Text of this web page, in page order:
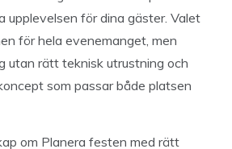
upplevelsen för dina gäster. Valet
för hela evenemanget, men
utan rätt teknisk utrustning och
som passar både platsen
om Planera festen med rätt